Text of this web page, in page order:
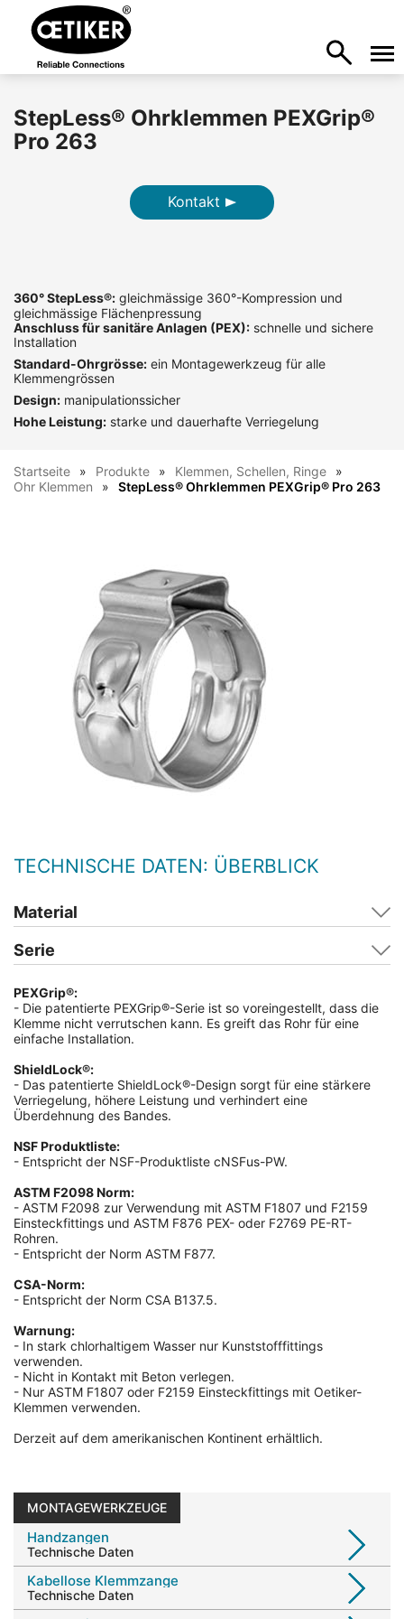
StepLess® Ohrklemmen PEXGrip®
Pro 263
Kontakt
360° StepLess®: gleichmässige 360°-Kompression und
gleichmässige Flächenpressung
Anschluss für sanitäre Anlagen (PEX): schnelle und sichere
Installation
Standard-Ohrgrösse: ein Montagewerkzeug für alle
Klemmengrössen
Design: manipulationssicher
Hohe Leistung: starke und dauerhafte Verriegelung
Startseite Produkte
Klemmen, Schellen, Ringe
Ohr Klemmen
StepLess® Ohrklemmen PEXGrip® Pro 263
TECHNISCHE DATEN: ÜBERBLICK
Material
Serie
PEXGrip®:
- Die patentierte PEXGrip®-Serie ist so voreingestellt, dass die
Klemme nicht verrutschen kann. Es greift das Rohr für eine
einfache Installation.
ShieldLock®:
- Das patentierte ShieldLock®-Design sorgt für eine stärkere
Verriegelung, höhere Leistung und verhindert eine
Überdehnung des Bandes.
NSF Produktliste:
- Entspricht der NSF-Produktliste cNSFus-PW.
ASTM F2098 Norm:
- ASTM F2098 zur Verwendung mit ASTM F1807 und F2159
Einsteckfittings und ASTM F876 PEX- oder F2769 PE-RT-
Rohren.
- Entspricht der Norm ASTM F877.
CSA-Norm:
- Entspricht der Norm CSA B137.5.
Warnung:
- In stark chlorhaltigem Wasser nur Kunststofffittings
verwenden.
- Nicht in Kontakt mit Beton verlegen.
- Nur ASTM F1807 oder F2159 Einsteckfittings mit Oetiker-
Klemmen verwenden.
Derzeit auf dem amerikanischen Kontinent erhältlich.
MONTAGEWERKZEUGE
Handzangen
Technische Daten
Kabellose Klemmzange
Technische Daten